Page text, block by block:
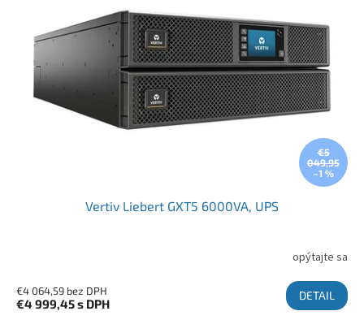
€5
049,95
–1 %
Vertiv Liebert GXT5 6000VA, UPS
opýtajte sa
€4 064,59 bez DPH
€4 999,45s DPH
DETAIL